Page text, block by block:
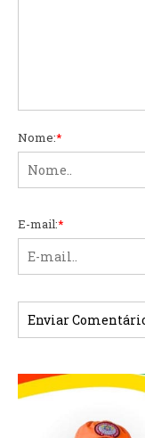
Nome:*
E-mail:*